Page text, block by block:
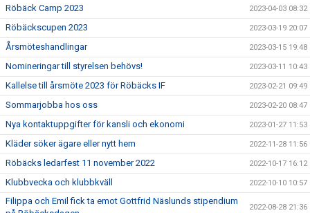
Röbäck Camp 2023 2023-04-03 08:32
Röbäckscupen 2023 2023-03-19 20:07
Årsmöteshandlingar 2023-03-15 19:48
Nomineringar till styrelsen behövs! 2023-03-11 10:43
Kallelse till årsmöte 2023 för Röbäcks IF 2023-02-21 09:49
Sommarjobba hos oss 2023-02-20 08:47
Nya kontaktuppgifter för kansli och ekonomi 2023-01-27 11:53
Kläder söker ägare eller nytt hem 2022-11-28 11:56
Röbäcks ledarfest 11 november 2022 2022-10-17 16:12
Klubbvecka och klubbkväll 2022-10-10 10:57
Filippa och Emil fick ta emot Gottfrid Näslunds stipendium
2022-08-28 21:36